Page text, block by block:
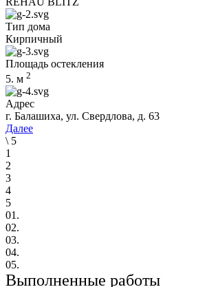
Тип дома
Кирпичный
Площадь остекления
5. м 2
Адрес
г. Балашиха, ул. Свердлова, д. 63
Далее
\ 5
1
2
3
4
5
01.
02.
03.
04.
05.
Выполненные работы